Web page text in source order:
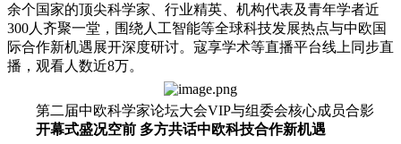
余个国家的顶尖科学家、行业精英、机构代表及青年学者近
300人齐聚一堂，围绕人工智能等全球科技发展热点与中欧国
际合作新机遇展开深度研讨。寇享学术等直播平台线上同步直
播，观看人数近8万。
第二届中欧科学家论坛大会VIP与组委会核心成员合影
开幕式盛况空前 多方共话中欧科技合作新机遇